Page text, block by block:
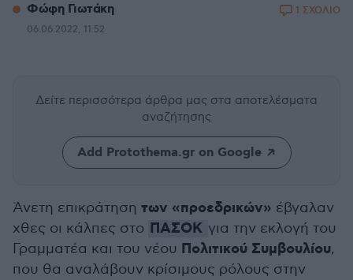
Φώφη Γιωτάκη
06.06.2022, 11:52
1 ΣΧΟΛΙΟ
Δείτε περισσότερα άρθρα μας στα αποτελέσματα
αναζήτησης
Add Protothema.gr on Google
Άνετη επικράτηση των «προεδρικών» έβγαλαν
χθες οι κάλπες στο ΠΑΣΟΚ για την εκλογή του
Γραμματέα και του νέου Πολιτικού Συμβουλίου,
που θα αναλάβουν κρίσιμους ρόλους στην